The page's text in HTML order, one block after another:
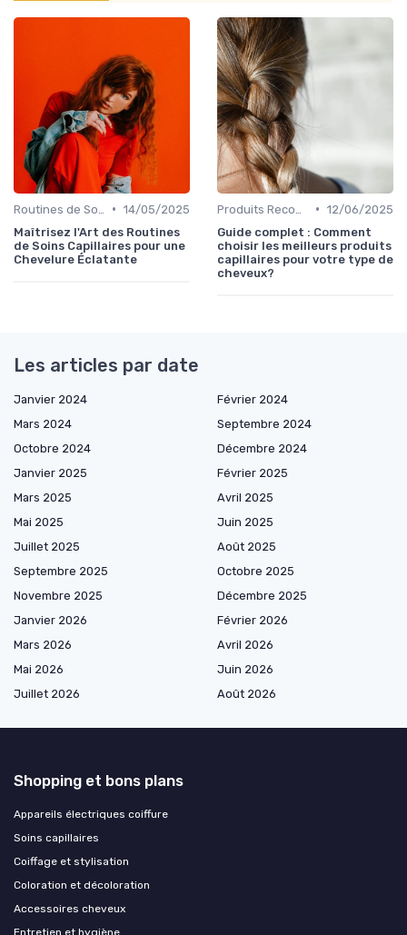
• 14/05/2025
Maîtrisez l'Art des Routines
de Soins Capillaires pour une
Chevelure Éclatante
• 12/06/2025
Guide complet : Comment
choisir les meilleurs produits
capillaires pour votre type de
cheveux?
Les articles par date
Janvier 2024
Février 2024
Mars 2024
Septembre 2024
Octobre 2024
Décembre 2024
Janvier 2025
Février 2025
Mars 2025
Avril 2025
Mai 2025
Juin 2025
Juillet 2025
Août 2025
Septembre 2025
Octobre 2025
Novembre 2025
Décembre 2025
Janvier 2026
Février 2026
Mars 2026
Avril 2026
Mai 2026
Juin 2026
Juillet 2026
Août 2026
Shopping et bons plans
Appareils électriques coiffure
Soins capillaires
Coiffage et stylisation
Coloration et décoloration
Accessoires cheveux
Entretien et hygiène